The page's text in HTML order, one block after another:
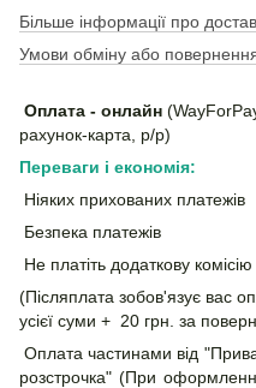
Більше інформації про
Умови обміну або
Оплата - онлайн
рахунок-карта, р/р)
Переваги і економія:
Ніяких прихованих платежів
Безпека платежів
Не платіть додаткову
(Післяплата зобов'язує вас
усієї суми + 20 грн. за
Оплата частинами від
розстрочка" (При